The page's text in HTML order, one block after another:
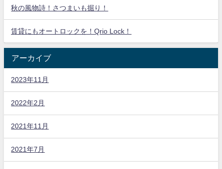
秋の風物詩！さつまいも掘り！
賃貸にもオートロックを！Qrio Lock！
アーカイブ
2023年11月
2022年2月
2021年11月
2021年7月